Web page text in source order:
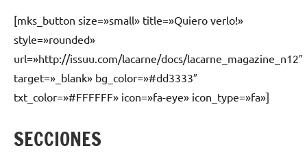
[mks_button size=»small» title=»Quiero verlo!»
style=»rounded»
url=»http://issuu.com/lacarne/docs/lacarne_magazine_n12″
target=»_blank» bg_color=»#dd3333″
txt_color=»#FFFFFF» icon=»fa-eye» icon_type=»fa»]
SECCIONES